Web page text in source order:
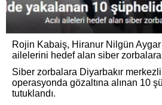
Rojin Kabaiş, Hiranur Nilgün Aygar
ailelerini hedef alan siber
Siber zorbalara Diyarbakır
operasyonda gözaltına alınan 10
tutuklandı.